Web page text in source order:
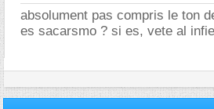
absolument pas compris le ton
es sacarsmo ? si es, vete al